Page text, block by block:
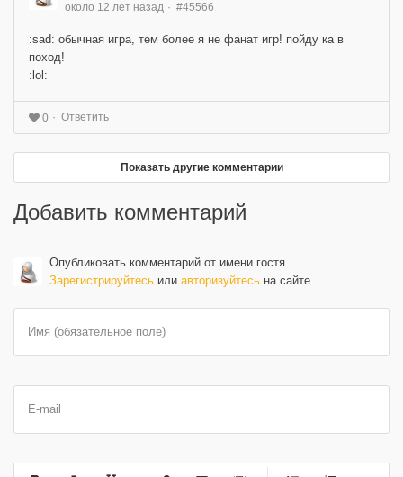
около 12 лет назад #45566
:sad: обычная игра, тем более я не фанат игр! пойду ка в
поход!
:lol:
0 Ответить
Показать другие комментарии
Добавить комментарий
Опубликовать комментарий от имени гостя
Зарегистрируйтесь или авторизуйтесь на сайте.
Имя (обязательное поле)
E-mail